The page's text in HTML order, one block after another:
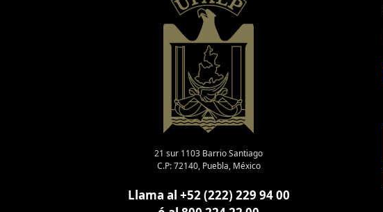
21 sur 1103 Barrio Santiago
C.P: 72140, Puebla, México
Llama al +52 (222) 229 94 00